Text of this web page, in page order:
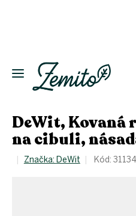
Eko
domácnost
Kosmetika
láhve
Akce
DeWit, Kovaná
na cibuli,
Značka: DeWit Kód: